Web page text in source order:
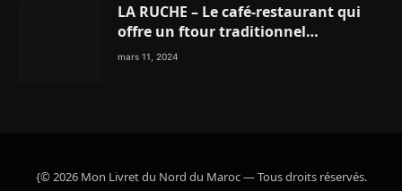
LA RUCHE – Le café-restaurant qui
offre un ftour traditionnel
gourmand
mars 11, 2024
{© 2026 Mon Livret du Nord du Maroc — Tous droits réservés.